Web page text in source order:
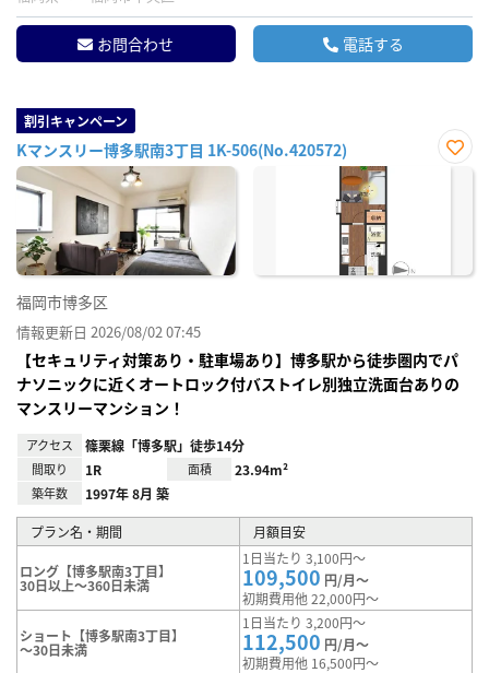
お問合わせ 電話する
割引キャンペーン
Kマンスリー博多駅南3丁目 1K-506(No.420572)
お気
福岡市博多区
情報更新日 2026/08/02 07:45
【セキュリティ対策あり・駐車場あり】博多駅から徒歩圏内でパ
ナソニックに近くオートロック付バストイレ別独立洗面台ありの
マンスリーマンション！
アクセス 篠栗線「博多駅」徒歩14分
間取り 1R 面積 23.94m²
築年数 1997年 8月 築
プラン名・期間 月額目安
ロング【博多駅南3丁目】
30日以上～360日未満
1日当たり 3,100円～
109,500 円/月～
初期費用他 22,000円～
ショート【博多駅南3丁目】
～30日未満
1日当たり 3,200円～
112,500 円/月～
初期費用他 16,500円～